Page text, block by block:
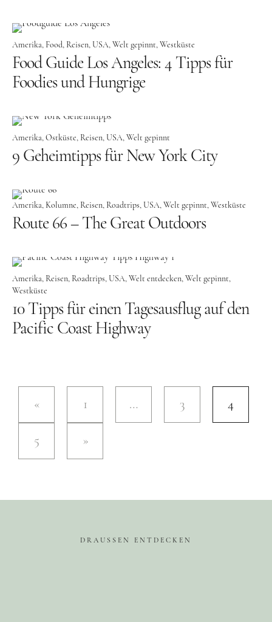
Rumänien
Slowakei
Südeuropa
Griechenland
Malta
Spanien
Zypern
Westeuropa
Belgien
Deutschland
Gibraltar
Nordirland
Österreich
Amerika Food Reisen USA Welt gepinnt Westküste
Food Guide Los Angeles: 4 Tipps für
Foodies und Hungrige
Amerika Ostküste Reisen USA Welt gepinnt
9 Geheimtipps für New York City
Amerika Kolumne Reisen Roadtrips USA Welt gepinnt Westküste
Route 66 – The Great Outdoors
Amerika Reisen Roadtrips USA Welt entdecken Welt gepinnt
Westküste
10 Tipps für einen Tagesausflug auf den
Pacific Coast Highway
1 … 3 4
5
DRAUSSEN ENTDECKEN